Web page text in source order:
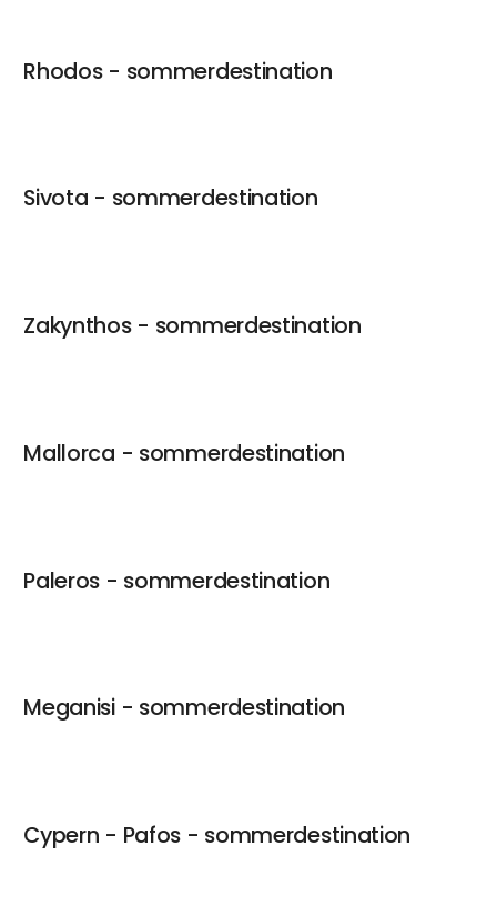
Rhodos - sommerdestination
Sivota - sommerdestination
Zakynthos - sommerdestination
Mallorca - sommerdestination
Paleros - sommerdestination
Meganisi - sommerdestination
Cypern - Pafos - sommerdestination